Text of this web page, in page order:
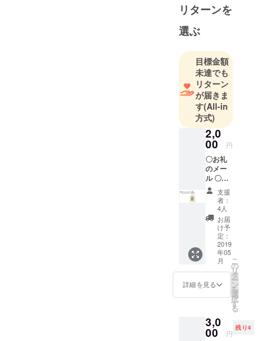
リターンを
選ぶ
目標金額
未達でも
リターン
が届きま
す(All-in
方式)
2,0
00 円
〇お礼
のメー
ル 〇
アート
フェス
ティバ
ルオリ
ジナル
トート
バッグ
※メール
便での
発送と
なりま
す！
支援
者：
4人
お届
け予
定：
2019
年05
月
詳細を見る
こ
の
リ
タ
ー
ン
を
選
択
す
る
3,0
00 円
残り4